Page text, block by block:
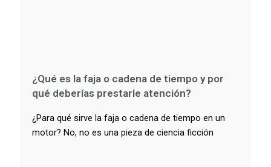
¿Qué es la faja o cadena de tiempo y por
qué deberías prestarle atención?
¿Para qué sirve la faja o cadena de tiempo en un
motor? No, no es una pieza de ciencia ficción